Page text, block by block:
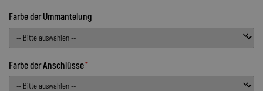
Farbe der Ummantelung
Farbe der Anschlüsse